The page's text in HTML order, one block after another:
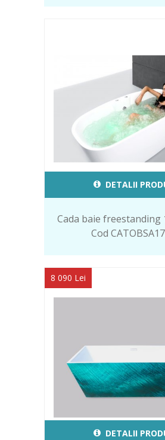
DETALII
Cada baie freestanding
Cod
8 090 Lei
DETALII